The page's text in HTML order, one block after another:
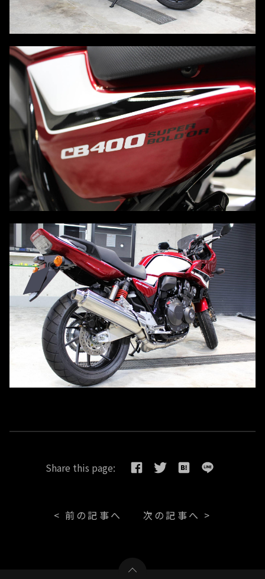
Share this page:
< 前の記事へ 次の記事へ >